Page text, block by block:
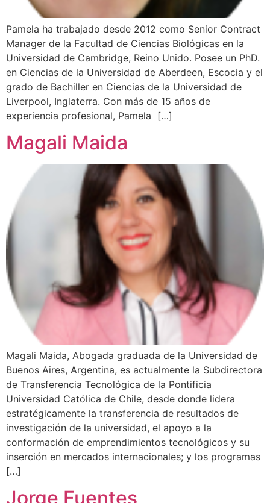
Pamela ha trabajado desde 2012 como Senior Contract
Manager de la Facultad de Ciencias Biológicas en la
Universidad de Cambridge, Reino Unido. Posee un PhD.
en Ciencias de la Universidad de Aberdeen, Escocia y el
grado de Bachiller en Ciencias de la Universidad de
Liverpool, Inglaterra. Con más de 15 años de
experiencia profesional, Pamela […]
Magali Maida
Magali Maida, Abogada graduada de la Universidad de
Buenos Aires, Argentina, es actualmente la Subdirectora
de Transferencia Tecnológica de la Pontificia
Universidad Católica de Chile, desde donde lidera
estratégicamente la transferencia de resultados de
investigación de la universidad, el apoyo a la
conformación de emprendimientos tecnológicos y su
inserción en mercados internacionales; y los programas
[…]
Jorge Fuentes